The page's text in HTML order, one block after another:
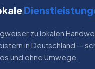
zu lokalen
in Deutschland —
und ohne Umwege.